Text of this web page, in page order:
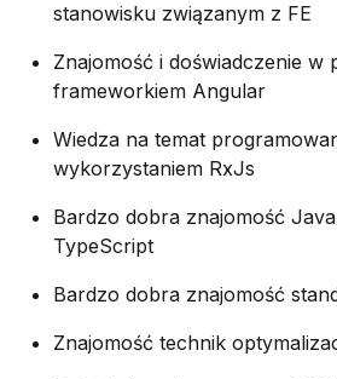
stanowisku związanym z FE
Znajomość i doświadczenie w
frameworkiem Angular
Wiedza na temat
wykorzystaniem RxJs
Bardzo dobra znajomość
TypeScript
Bardzo dobra znajomość
Znajomość technik